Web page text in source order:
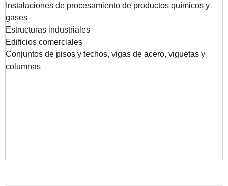
Instalaciones de procesamiento de productos químicos y
gases
Estructuras industriales
Edificios comerciales
Conjuntos de pisos y techos, vigas de acero, viguetas y
columnas